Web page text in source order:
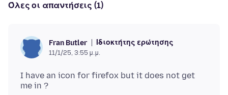
Όλες οι απαντήσεις (1)
Fran Butler Ιδιοκτήτης ερώτησης
11/1/25, 3:55 μ.μ.
I have an icon for firefox but it does not get